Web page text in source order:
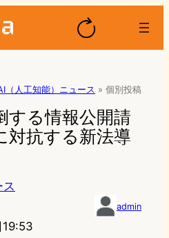
（人工知能）ニュース » 個別投稿
する情報公開請
対抗する新法導
admin